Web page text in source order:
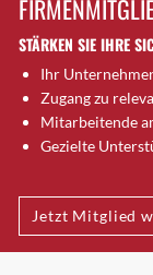
Brugg AG
Brütten
Bubendorf
Bubikon
Buchs (SG)
Bäretswil
Bülach
Cazis
STÄRKEN SIE IHRE
Ihr
Zugang zu
Mitarbeitende
Gezielte
Jetzt Mitglied